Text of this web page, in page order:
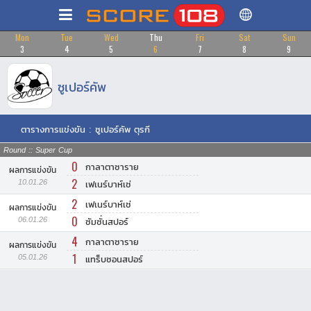
Mon
3
Tue
4
Wed
5
Thu
6
Fri
7
Sat
8
Sun
9
ซูเปอร์คัพ
ตารางการแข่งขัน : ซูเปอร์คัพ ตุรกี
Round :: Super Cup
ผลการแข่งขัน
10.01.26
0 กาลาตาซาราย
2 เฟเนร์บาห์เช่
ผลการแข่งขัน
06.01.26
2 เฟเนร์บาห์เช่
0 ซัมซั่นสปอร์
ผลการแข่งขัน
05.01.26
4 กาลาตาซาราย
1 แทร็บซอนสปอร์